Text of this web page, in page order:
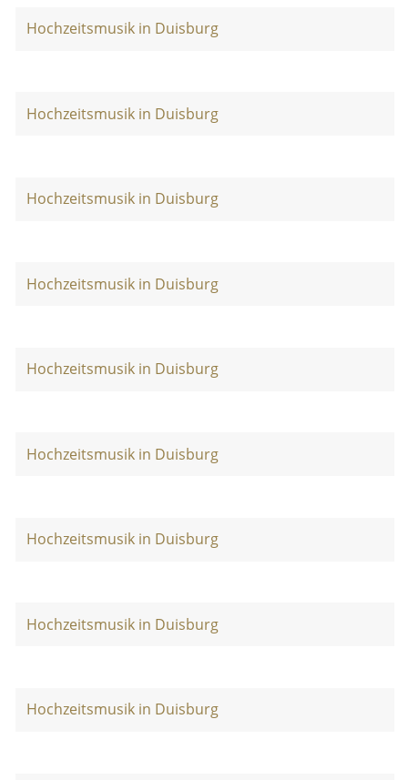
Hochzeitsmusik in Duisburg
Hochzeitsmusik in Duisburg
Hochzeitsmusik in Duisburg
Hochzeitsmusik in Duisburg
Hochzeitsmusik in Duisburg
Hochzeitsmusik in Duisburg
Hochzeitsmusik in Duisburg
Hochzeitsmusik in Duisburg
Hochzeitsmusik in Duisburg